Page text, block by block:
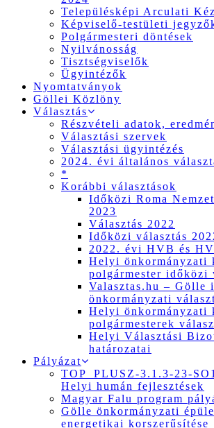
Településképi Arculati
Képviselő-testületi
Polgármesteri döntések
Nyilvánosság
Tisztségviselők
Ügyintézők
Nyomtatványok
Göllei Közlöny
Választás
Részvételi adatok,
Választási szervek
Választási ügyintézés
2024. évi általános
*
Korábbi választások
Időközi Roma
2023
Választás 2022
Időközi választás
2022. évi HVB és
Helyi önkormányzati
polgármester időközi
Valasztas.hu – Gölle
önkormányzati
Helyi önkormányzati
polgármesterek
Helyi Választási
határozatai
Pályázat
TOP_PLUSZ-3.1.3-23-
Helyi humán fejlesztések
Magyar Falu program
Gölle önkormányzati
energetikai korszerűsítése